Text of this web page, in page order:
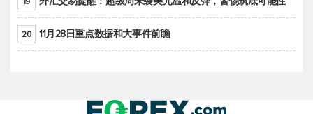
20 11月28日重点数据和大事件前瞻